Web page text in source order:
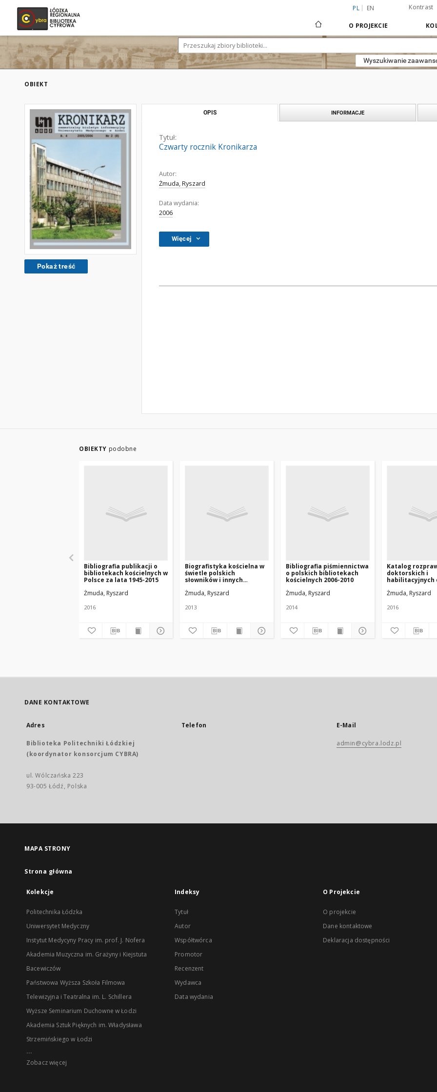
PL EN Kontrast
O PROJEKCIE
Wyszukiwanie
OBIEKT
Pokaż treść
OPIS INFORMACJE
Tytuł:
Czwarty rocznik Kronikarza
Autor:
Żmuda, Ryszard
Data wydania:
2006
Więcej
OBIEKTY podobne
Bibliografia publikacji o
bibliotekach kościelnych w
Polsce za lata 1945-2015
Żmuda, Ryszard
2016
Biografistyka kościelna w
świetle polskich
słowników i innych
Żmuda, Ryszard
2013
Bibliografia piśmiennictwa
o polskich bibliotekach
kościelnych 2006-2010
Żmuda, Ryszard
2014
Katalog
doktorskich i
habilitacyjnych
magisterskich o
Polsce za lata
Żmuda, Ryszard
2016
DANE KONTAKTOWE
Adres
Biblioteka Politechniki Łódzkiej
(koordynator konsorcjum CYBRA)
ul. Wólczańska 223
93-005 Łódź, Polska
Telefon E-Mail
admin@cybra.lodz.pl
MAPA STRONY
Strona główna
Kolekcje
Politechnika Łódzka
Uniwersytet Medyczny
Instytut Medycyny Pracy im. prof. J. Nofera
Akademia Muzyczna im. Grażyny i Kiejstuta
Bacewiczów
Państwowa Wyższa Szkoła Filmowa
Telewizyjna i Teatralna im. L. Schillera
Wyższe Seminarium Duchowne w Łodzi
Akademia Sztuk Pięknych im. Władysława
Strzemińskiego w Łodzi
...
Zobacz więcej
Indeksy
Tytuł
Autor
Współtwórca
Promotor
Recenzent
Wydawca
Data wydania
O Projekcie
O projekcie
Dane kontaktowe
Deklaracja dostępności